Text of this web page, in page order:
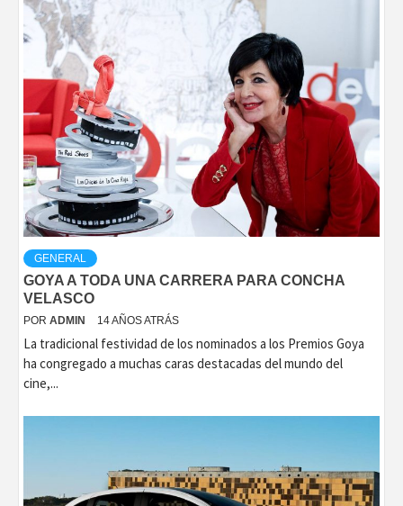
GENERAL
GOYA A TODA UNA CARRERA PARA CONCHA
VELASCO
POR ADMIN 14 AÑOS ATRÁS
La tradicional festividad de los nominados a los Premios Goya
ha congregado a muchas caras destacadas del mundo del
cine,...